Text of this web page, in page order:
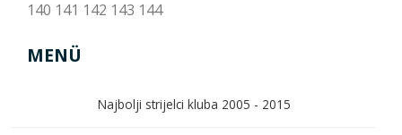
140 141 142 143 144
MENÜ
Najbolji strijelci kluba 2005 - 2015